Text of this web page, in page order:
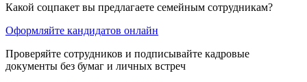
Какой соцпакет вы предлагаете семейным сотрудникам?
Оформляйте кандидатов онлайн
Проверяйте сотрудников и подписывайте кадровые
документы без бумаг и личных встреч